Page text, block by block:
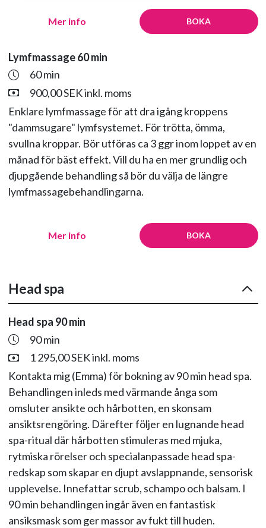
BOKA
Mer info
Lymfmassage 60 min
60 min
900,00 SEK inkl. moms
Enklare lymfmassage för att dra igång kroppens
"dammsugare" lymfsystemet. För trötta, ömma,
svullna kroppar. Bör utföras ca 3 ggr inom loppet av en
månad för bäst effekt. Vill du ha en mer grundlig och
djupgående behandling så bör du välja de längre
lymfmassagebehandlingarna.
BOKA
Mer info
Head spa
Head spa 90 min
90 min
1 295,00 SEK inkl. moms
Kontakta mig (Emma) för bokning av 90 min head spa.
Behandlingen inleds med värmande ånga som
omsluter ansikte och hårbotten, en skonsam
ansiktsrengöring. Därefter följer en lugnande head
spa-ritual där hårbotten stimuleras med mjuka,
rytmiska rörelser och specialanpassade head spa-
redskap som skapar en djupt avslappnande, sensorisk
upplevelse. Innefattar scrub, schampo och balsam. I
90 min behandlingen ingår även en fantastisk
ansiksmask som ger massor av fukt till huden.